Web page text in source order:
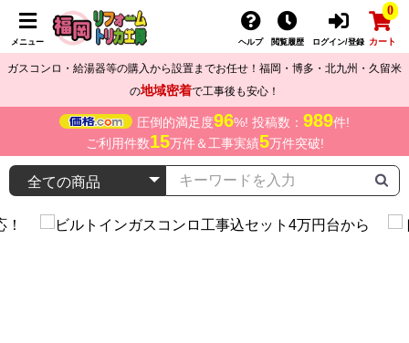
メニュー ヘルプ 閲覧履歴 ログイン/登録
0
カート
ガスコンロ・給湯器等の購入から設置までお任せ！福岡・博多・北九州・久留米
の地域密着で工事後も安心！
圧倒的満足度96%! 投稿数： 989件!
ご利用件数15万件＆工事実績5万件突破!